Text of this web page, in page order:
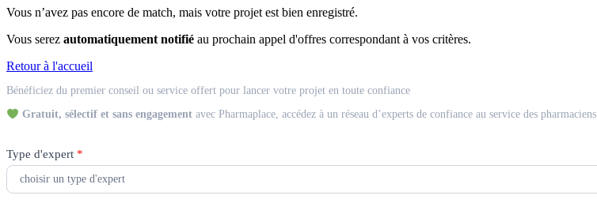
Vous n’avez pas encore de match, mais votre projet est bien enregistré.
Vous serez automatiquement notifié au prochain appel d'offres correspondant à vos critères.
Retour à l'accueil
Expert
Bénéficiez du premier conseil ou service offert pour lancer votre projet en toute confiance
Gratuit, sélectif et sans engagementavec Pharmaplace, accédez à un réseau d’experts de confiance au service des pharmaciens
Type d'expert *